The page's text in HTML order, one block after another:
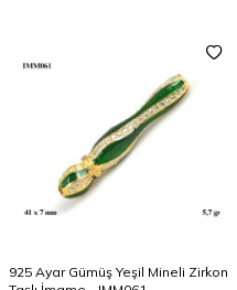
925 Ayar Gümüş Yeşil Mineli Zirkon